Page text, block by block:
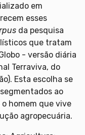
em
esses
da pesquisa
que tratam
- versão diária
Terraviva, do
Esta escolha se
ao
homem que vive
agropecuária.